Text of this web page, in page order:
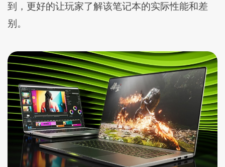
到，更好的让玩家了解该笔记本的实际性能和差
别。